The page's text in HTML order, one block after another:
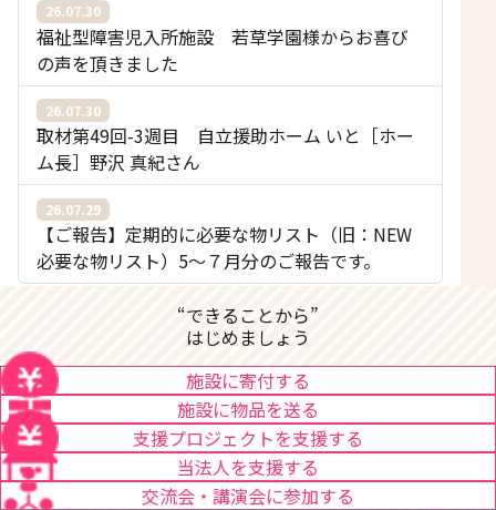
26.07.30
福祉型障害児入所施設 若草学園様からお喜び
の声を頂きました
26.07.30
取材第49回-3週目 自立援助ホーム いと［ホー
ム長］野沢 真紀さん
26.07.29
【ご報告】定期的に必要な物リスト（旧：NEW
必要な物リスト）5〜７月分のご報告です。
“できることから”
はじめましょう
施設に寄付する
施設に物品を送る
支援プロジェクトを支援する
当法人を支援する
交流会・講演会に参加する